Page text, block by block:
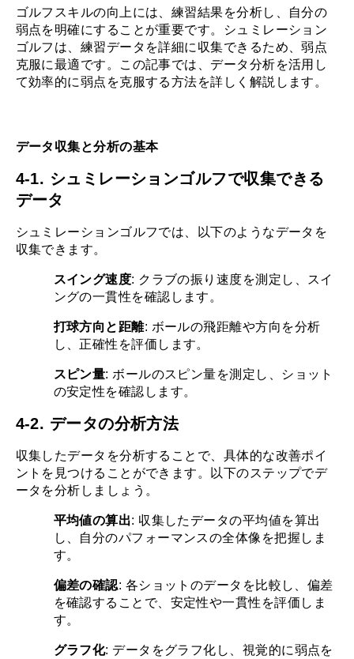
ゴルフスキルの向上には、練習結果を分析し、自分の
弱点を明確にすることが重要です。シュミレーション
ゴルフは、練習データを詳細に収集できるため、弱点
克服に最適です。この記事では、データ分析を活用し
て効率的に弱点を克服する方法を詳しく解説します。
データ収集と分析の基本
4-1. シュミレーションゴルフで収集できる
データ
シュミレーションゴルフでは、以下のようなデータを
収集できます。
スイング速度: クラブの振り速度を測定し、スイ
ングの一貫性を確認します。
打球方向と距離: ボールの飛距離や方向を分析
し、正確性を評価します。
スピン量: ボールのスピン量を測定し、ショット
の安定性を確認します。
4-2. データの分析方法
収集したデータを分析することで、具体的な改善ポイ
ントを見つけることができます。以下のステップでデ
ータを分析しましょう。
平均値の算出: 収集したデータの平均値を算出
し、自分のパフォーマンスの全体像を把握しま
す。
偏差の確認: 各ショットのデータを比較し、偏差
を確認することで、安定性や一貫性を評価しま
す。
グラフ化: データをグラフ化し、視覚的に弱点を